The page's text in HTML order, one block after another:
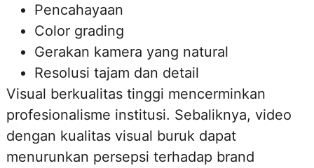
Pencahayaan
Color grading
Gerakan kamera yang natural
Resolusi tajam dan detail
Visual berkualitas tinggi mencerminkan
profesionalisme institusi. Sebaliknya, video
dengan kualitas visual buruk dapat
menurunkan persepsi terhadap brand